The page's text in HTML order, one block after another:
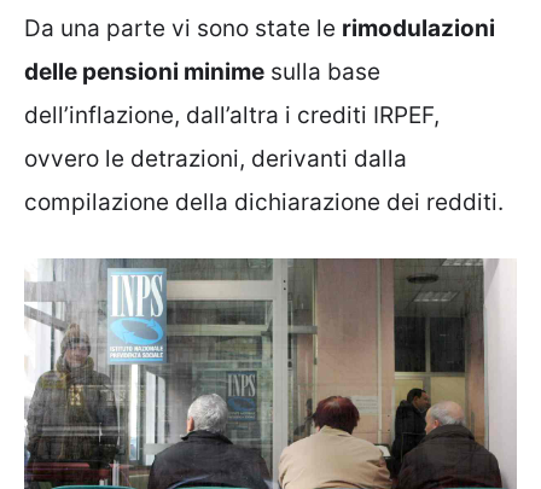
Da una parte vi sono state le rimodulazioni
delle pensioni minime sulla base
dell’inflazione, dall’altra i crediti IRPEF,
ovvero le detrazioni, derivanti dalla
compilazione della dichiarazione dei redditi.